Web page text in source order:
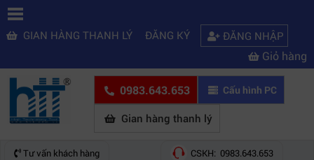
GIAN HÀNG THANH LÝ ĐĂNG KÝ ĐĂNG NHẬP
Giỏ hàng
0983.643.653 Cấu hình PC
Gian hàng thanh lý
Tư vấn khách hàng CSKH: 0983.643.653